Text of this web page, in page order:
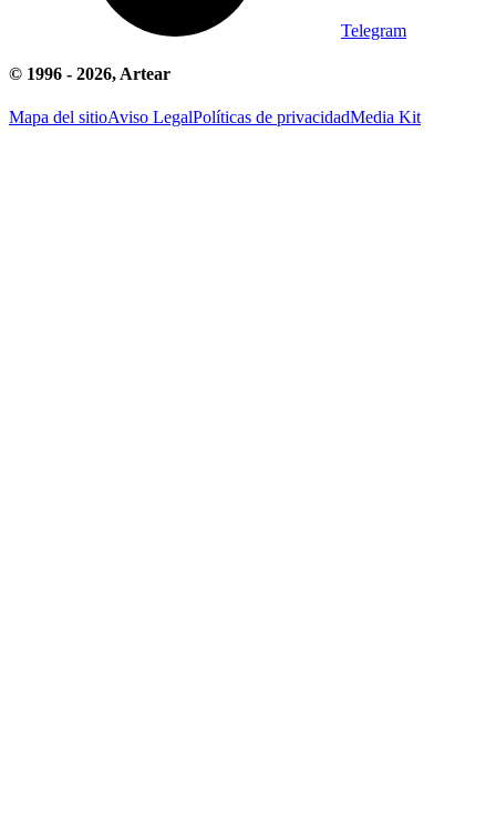
Telegram
© 1996 - 2026, Artear
Mapa del sitioAviso LegalPolíticas de privacidadMedia Kit